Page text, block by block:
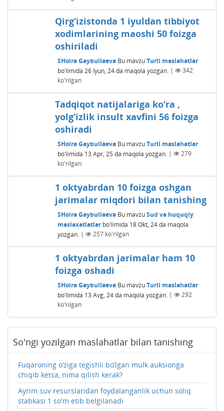
Qirg‘izistonda 1 iyuldan tibbiyot
xodimlarining maoshi 50 foizga
oshiriladi
SHoira Gaybullaeva Bu mavzuTurli maslahatlar
bo'limida 26 Iyun, 24 da maqola yozgan. |
342
ko'rilgan
Tadqiqot natijalariga ko‘ra ,
yolg‘izlik insult xavfini 56 foizga
oshiradi
SHoira Gaybullaeva Bu mavzuTurli maslahatlar
bo'limida 13 Apr, 25 da maqola yozgan. |
279
ko'rilgan
1 oktyabrdan 10 foizga oshgan
jarimalar miqdori bilan tanishing
SHoira Gaybullaeva Bu mavzuSud va huquqiy
maslaxatlatlarbo'limida 18 Okt, 24 da maqola
yozgan. | 257ko'rilgan
1 oktyabrdan jarimalar ham 10
foizga oshadi
SHoira Gaybullaeva Bu mavzuTurli maslahatlar
bo'limida 13 Avg, 24 da maqola yozgan. |
292
ko'rilgan
So'ngi yozilgan maslahatlar bilan tanishing
Fuqaroning o‘ziga tegishli bo‘lgan mulk auksionga
chiqib ketsa, nima qilish kerak?
Ayrim suv resurslaridan foydalanganlik uchun soliq
stabkasi 1 so'm etib belgilanadi